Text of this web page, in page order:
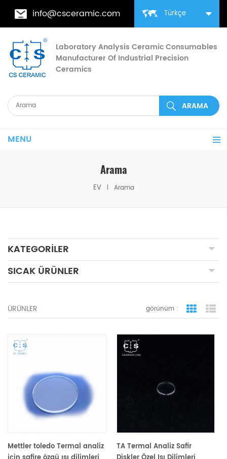
Türkçe
info@csceramic.com
Laboratory Analysis Ceramic Consumables
Manufacturer Of Industrial Precision
Ceramics
MENU
Arama
EV Arama
KATEGORILER
SICAK ÜRÜNLER
ÜRÜNLER görünüm : ızgara
Mettler toledo Termal analiz
TA Termal Analiz Safir